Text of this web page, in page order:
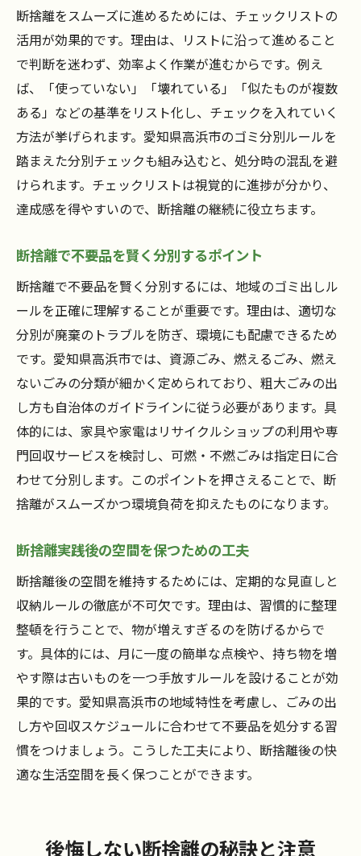
断捨離をスムーズに進めるためには、チェックリストの
活用が効果的です。理由は、リストに沿って進めること
で判断を迷わず、効率よく作業が進むからです。例え
ば、「使っていない」「壊れている」「似たものが複数
ある」などの基準をリスト化し、チェックを入れていく
方法が挙げられます。愛知県高浜市のゴミ分別ルールを
踏まえた分別チェックも組み込むと、処分時の混乱を避
けられます。チェックリストは視覚的に進捗が分かり、
達成感を得やすいので、断捨離の継続に役立ちます。
断捨離で不要品を賢く分別するポイント
断捨離で不要品を賢く分別するには、地域のゴミ出しル
ールを正確に理解することが重要です。理由は、適切な
分別が廃棄のトラブルを防ぎ、環境にも配慮できるため
です。愛知県高浜市では、資源ごみ、燃えるごみ、燃え
ないごみの分類が細かく定められており、粗大ごみの出
し方も自治体のガイドラインに従う必要があります。具
体的には、家具や家電はリサイクルショップの利用や専
門回収サービスを検討し、可燃・不燃ごみは指定日に合
わせて分別します。このポイントを押さえることで、断
捨離がスムーズかつ環境負荷を抑えたものになります。
断捨離実践後の空間を保つための工夫
断捨離後の空間を維持するためには、定期的な見直しと
収納ルールの徹底が不可欠です。理由は、習慣的に整理
整頓を行うことで、物が増えすぎるのを防げるからで
す。具体的には、月に一度の簡単な点検や、持ち物を増
やす際は古いものを一つ手放すルールを設けることが効
果的です。愛知県高浜市の地域特性を考慮し、ごみの出
し方や回収スケジュールに合わせて不要品を処分する習
慣をつけましょう。こうした工夫により、断捨離後の快
適な生活空間を長く保つことができます。
後悔しない断捨離の秘訣と注意